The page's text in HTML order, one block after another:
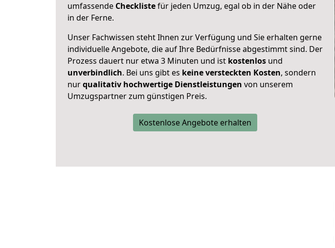
umfassende Checklistefür jeden Umzug, egal ob in der Nähe oder
in der Ferne.
Unser Fachwissen steht Ihnen zur Verfügung und Sie erhalten gerne
individuelle Angebote, die auf Ihre Bedürfnisse abgestimmt sind. Der
Prozess dauert nur etwa 3 Minuten und ist kostenlos und
unverbindlich. Bei uns gibt es keine versteckten Kosten, sondern
nurqualitativ hochwertige Dienstleistungen von unserem
Umzugspartner zum günstigen Preis.
Kostenlose Angebote erhalten